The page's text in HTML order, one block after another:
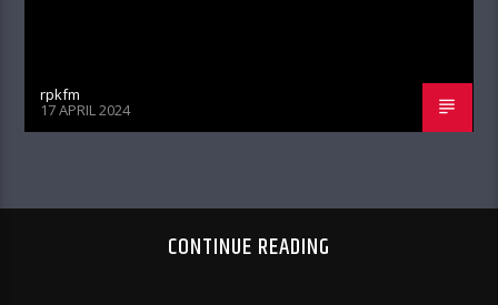
rpkfm
17 APRIL 2024
CONTINUE READING